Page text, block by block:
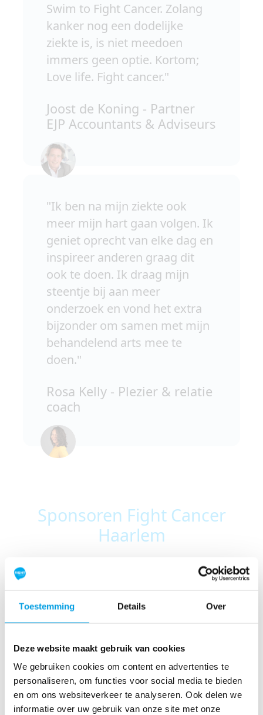
Toestemming Details Over
Deze website maakt gebruik van cookies
We gebruiken cookies om content en advertenties te
personaliseren, om functies voor social media te bieden
en om ons websiteverkeer te analyseren. Ook delen we
informatie over uw gebruik van onze site met onze
Swim to Fight Cancer. Zolang
kanker nog een dodelijke
ziekte is, is niet meedoen
immers geen optie. Kortom;
Love life. Fight cancer."
Joost de Koning - Partner
EJP Accountants & Adviseurs
"Ik ben na mijn ziekte ook
meer mijn hart gaan volgen. Ik
geniet oprecht van elke dag en
inspireer anderen graag dit
ook te doen. Ik draag mijn
steentje bij aan meer
onderzoek en vond het extra
bijzonder om samen met mijn
behandelend arts mee te
doen."
Rosa Kelly - Plezier & relatie
coach
Sponsoren Fight Cancer
Haarlem